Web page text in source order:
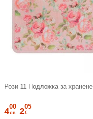
Рози 11 Подложка за хранене
400
лв 205
€